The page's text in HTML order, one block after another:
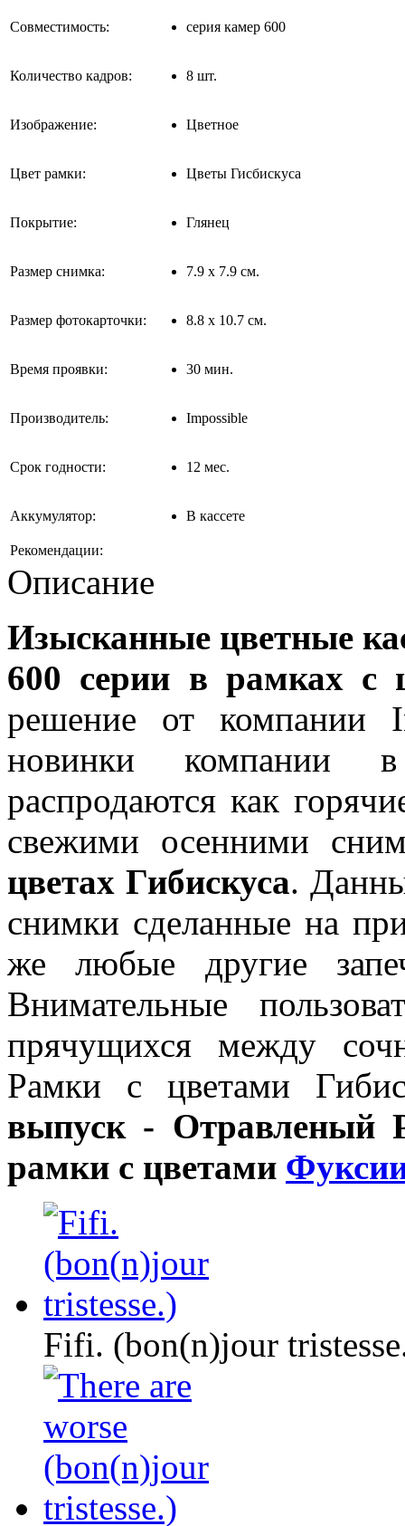
Совместимость: серия камер 600
Количество кадров: 8 шт.
Изображение: Цветное
Цвет рамки: Цветы Гисбискуса
Покрытие: Глянец
Размер снимка: 7.9 x 7.9 см.
Размер фотокарточки: 8.8 x 10.7 см.
Время проявки: 30 мин.
Производитель: Impossible
Срок годности: 12 мес.
Аккумулятор: В кассете
Рекомендации:
Описание
Изысканные цветные
600 серии в рамках с
решение от компании
новинки компании
распродаются как
свежими осенними
цветах Гибискуса.
снимки сделанные на
же любые другие
Внимательные
прячущихся между
Рамки с цветами
выпуск - Отравленый
рамки с цветами
Fifi. (bon(n)jour